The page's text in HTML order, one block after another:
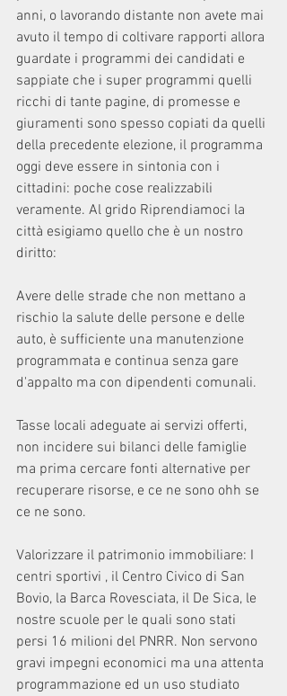
anni, o lavorando distante non avete mai
avuto il tempo di coltivare rapporti allora
guardate i programmi dei candidati e
sappiate che i super programmi quelli
ricchi di tante pagine, di promesse e
giuramenti sono spesso copiati da quelli
della precedente elezione, il programma
oggi deve essere in sintonia con i
cittadini: poche cose realizzabili
veramente. Al grido Riprendiamoci la
città esigiamo quello che è un nostro
diritto:
Avere delle strade che non mettano a
rischio la salute delle persone e delle
auto, è sufficiente una manutenzione
programmata e continua senza gare
d'appalto ma con dipendenti comunali.
Tasse locali adeguate ai servizi offerti,
non incidere sui bilanci delle famiglie
ma prima cercare fonti alternative per
recuperare risorse, e ce ne sono ohh se
ce ne sono.
Valorizzare il patrimonio immobiliare: I
centri sportivi , il Centro Civico di San
Bovio, la Barca Rovesciata, il De Sica, le
nostre scuole per le quali sono stati
persi 16 milioni del PNRR. Non servono
gravi impegni economici ma una attenta
programmazione ed un uso studiato